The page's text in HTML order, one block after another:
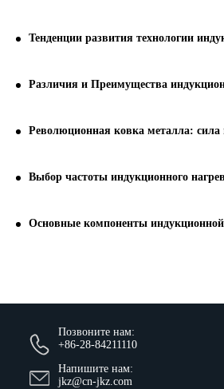
Тенденции развития технологии
Различия и Преимущества индукционной
Революционная ковка металла: сила
Выбор частоты индукционного
Основные компоненты индукционной
Позвоните нам:
+86-28-84211110
Напишите нам:
jkz@cn-jkz.com